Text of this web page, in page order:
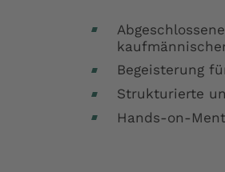
Begeisterung
Strukturierte
Hands-on-